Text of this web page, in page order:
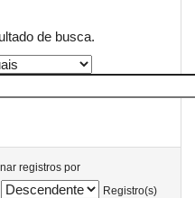
de busca.
registros por
Registro(s)